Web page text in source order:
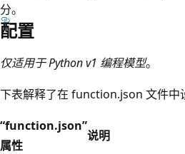
分。
配置
仅适用于 Python v1 编程模型。
下表解释了在 function.json 文件中
“function.json”
属性
说明